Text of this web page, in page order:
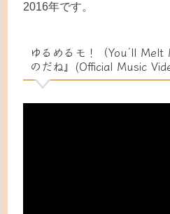
2016年です。
ゆるめるモ！（You’ll
のだね』(Official Music